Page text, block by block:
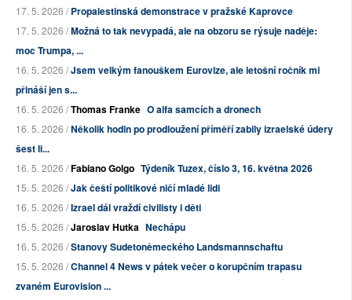
17. 5. 2026 /Propalestinská demonstrace v pražské Kaprovce
17. 5. 2026 /Možná to tak nevypadá, ale na obzoru se rýsuje naděje:
moc Trumpa, ...
16. 5. 2026 /Jsem velkým fanouškem Eurovize, ale letošní ročník mi
přináší jen s...
16. 5. 2026 /Thomas Franke O alfa samcích a dronech
16. 5. 2026 /Několik hodin po prodloužení příměří zabily izraelské údery
šest li...
16. 5. 2026 /Fabiano Golgo Týdeník Tuzex, číslo 3, 16. května 2026
15. 5. 2026 /Jak čeští politikové ničí mladé lidi
16. 5. 2026 /Izrael dál vraždí civilisty i děti
15. 5. 2026 /Jaroslav Hutka Nechápu
16. 5. 2026 /Stanovy Sudetoněmeckého Landsmannschaftu
15. 5. 2026 /Channel 4 News v pátek večer o korupčním trapasu
zvaném Eurovision ...